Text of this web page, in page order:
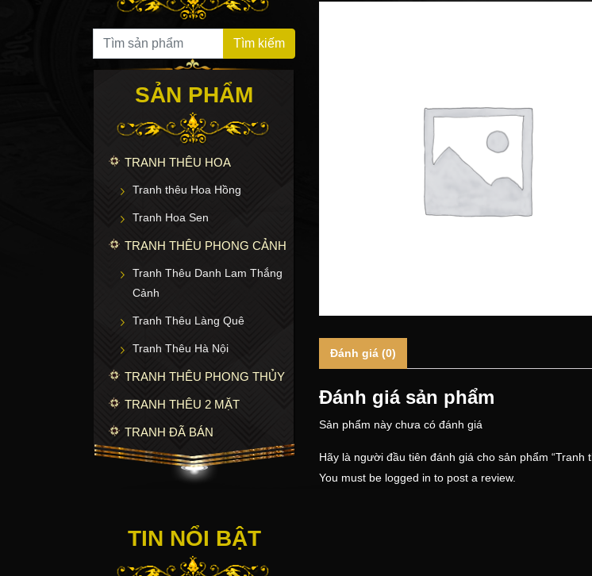
Search for: Tìm kiếm
SẢN PHẨM
TRANH THÊU HOA
Tranh thêu Hoa Hồng
Tranh Hoa Sen
TRANH THÊU PHONG CẢNH
Tranh Thêu Danh Lam Thắng
Cảnh
Tranh Thêu Làng Quê
Tranh Thêu Hà Nội
TRANH THÊU PHONG THỦY
TRANH THÊU 2 MẶT
TRANH ĐÃ BÁN
TIN NỔI BẬT
Đánh giá (0)
Đánh giá sản phẩm
Sản phẩm này chưa có đánh giá
Hãy là người đầu tiên đánh giá cho sản phẩm
You must be logged in to post a review.